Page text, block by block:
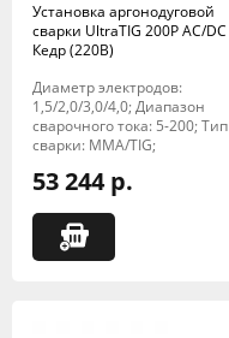
Установка аргонодуговой
сварки UltraTIG 200P AC/DC
Кедр (220В)
Диаметр электродов:
1,5/2,0/3,0/4,0; Диапазон
сварочного тока: 5-200; Тип
сварки: MMA/TIG;
53 244 р.